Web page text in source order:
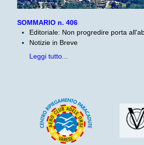
SOMMARIO n. 406
Editoriale: Non progredire porta
Notizie in Breve
Leggi tutto...